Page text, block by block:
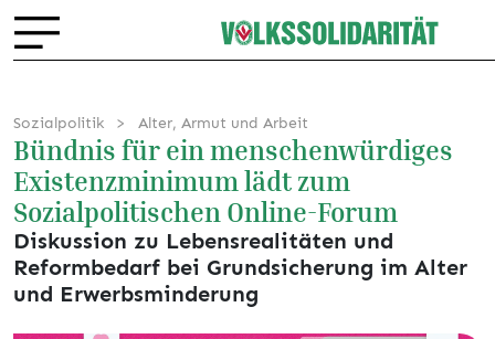
Sozialpolitik Alter, Armut und Arbeit
Bündnis für ein menschenwürdiges
Existenzminimum lädt zum
Sozialpolitischen Online-Forum
Diskussion zu Lebensrealitäten und
Reformbedarf bei Grundsicherung im Alter
und Erwerbsminderung